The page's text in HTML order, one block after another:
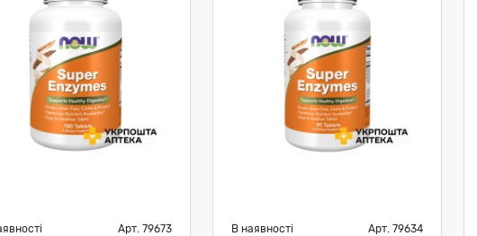
Арт. 79673 В наявності Арт. 79634